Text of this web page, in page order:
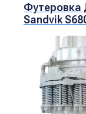
Футеровка
Sandvik